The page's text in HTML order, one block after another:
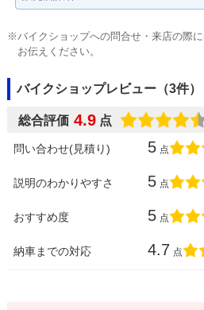
※バイクショップへの問合せ・来店の際
お伝えください。
バイクショップレビュー（3件）
総合評価 4.9 点
問い合わせ(見積り) 5 点
説明のわかりやすさ 5 点
おすすめ度 5 点
納車までの対応 4.7 点